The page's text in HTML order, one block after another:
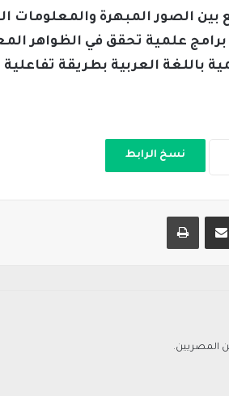
بين الصور المبهرة
برامج علمية تحقق في الظواهر
باللغة العربية بطريقة
نسخ الرابط
المصريين.